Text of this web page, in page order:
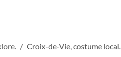
Croix-de-Vie, costume local.